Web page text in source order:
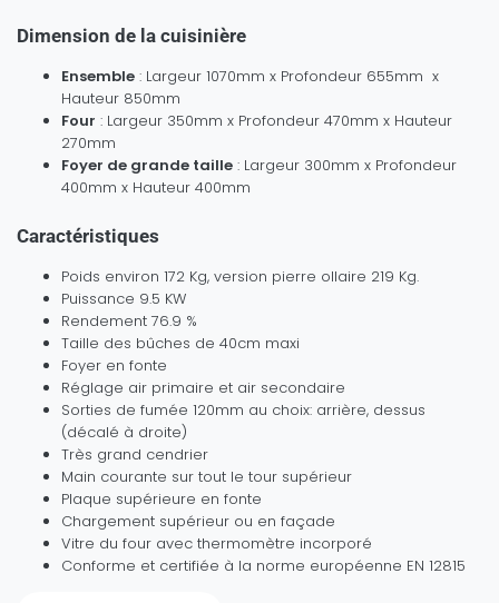
Dimension de la cuisinière
Ensemble : Largeur 1070mm x Profondeur 655mm x
Hauteur 850mm
Four : Largeur 350mm x Profondeur 470mm x Hauteur
270mm
Foyer de grande taille : Largeur 300mm x Profondeur
400mm x Hauteur 400mm
Caractéristiques
Poids environ 172 Kg, version pierre ollaire 219 Kg.
Puissance 9.5 KW
Rendement 76.9 %
Taille des bûches de 40cm maxi
Foyer en fonte
Réglage air primaire et air secondaire
Sorties de fumée 120mm au choix: arrière, dessus
(décalé à droite)
Très grand cendrier
Main courante sur tout le tour supérieur
Plaque supérieure en fonte
Chargement supérieur ou en façade
Vitre du four avec thermomètre incorporé
Conforme et certifiée à la norme européenne EN 12815